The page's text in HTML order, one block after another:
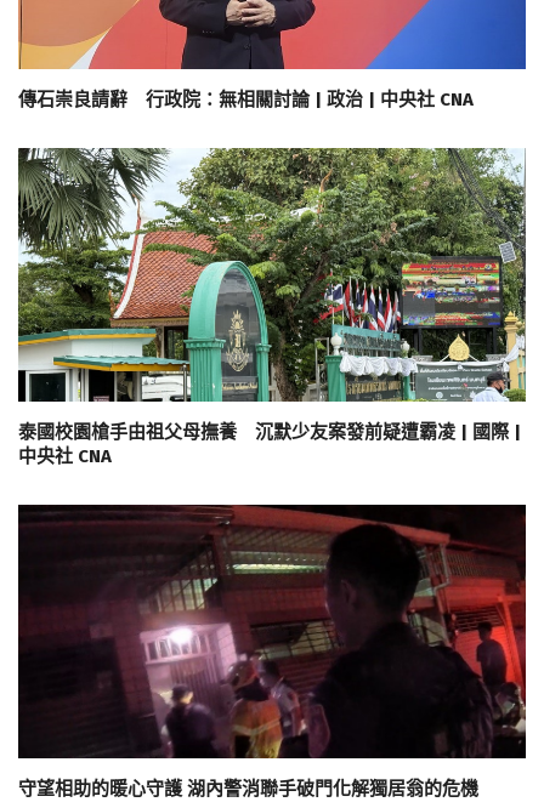
傳石崇良請辭 行政院：無相關討論 | 政治 | 中央社 CNA
泰國校園槍手由祖父母撫養 沉默少友案發前疑遭霸凌 | 國際 |
中央社 CNA
守望相助的暖心守護 湖內警消聯手破門化解獨居翁的危機